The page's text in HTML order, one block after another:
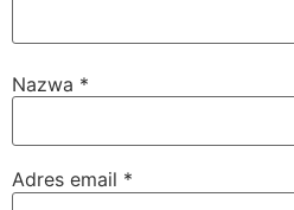
Nazwa *
Adres email *